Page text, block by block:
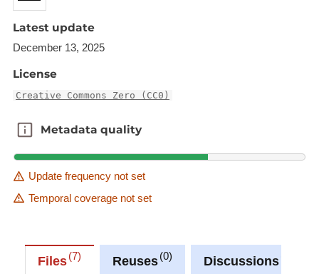
Latest update
December 13, 2025
License
Creative Commons Zero (CC0)
Metadata quality
Metadata quality
Update frequency not set
Temporal coverage not set
Files 7 Reuses 0 Discussions